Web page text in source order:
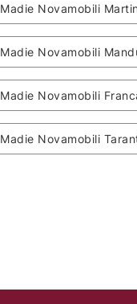
Madie Novamobili
Madie Novamobili
Madie Novamobili
Madie Novamobili